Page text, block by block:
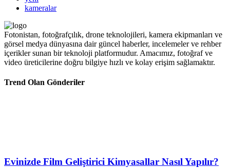
kameralar
Fotonistan, fotoğrafçılık, drone teknolojileri, kamera ekipmanları ve
görsel medya dünyasına dair güncel haberler, incelemeler ve rehber
içerikler sunan bir teknoloji platformudur. Amacımız, fotoğraf ve
video üreticilerine doğru bilgiye hızlı ve kolay erişim sağlamaktır.
Trend Olan Gönderiler
Evinizde Film Geliştirici Kimyasallar Nasıl Yapılır?